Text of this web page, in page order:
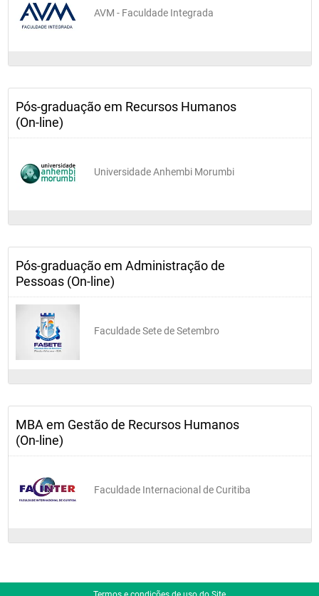
AVM - Faculdade Integrada
Pós-graduação em Recursos Humanos
(On-line)
Universidade Anhembi Morumbi
Pós-graduação em Administração de
Pessoas (On-line)
Faculdade Sete de Setembro
MBA em Gestão de Recursos Humanos
(On-line)
Faculdade Internacional de Curitiba